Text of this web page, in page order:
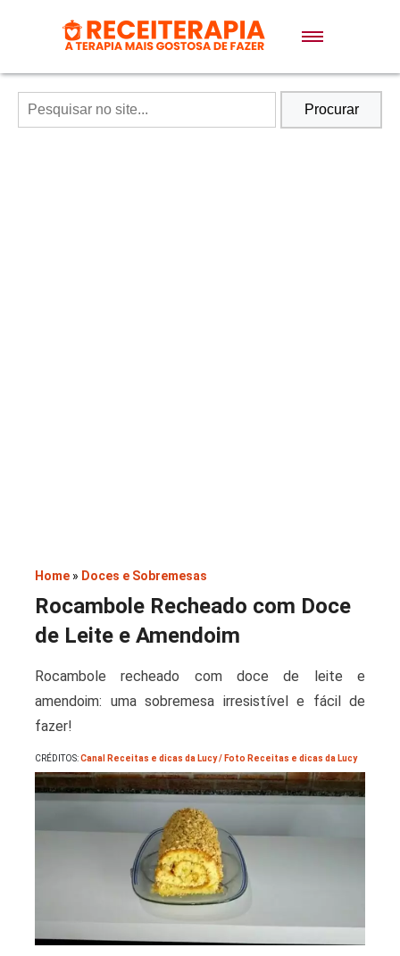
Doces e Sobremesas
Air Fryer
Procurar
Home » Doces e Sobremesas
Rocambole Recheado com Doce
de Leite e Amendoim
Rocambole recheado com doce de leite e
amendoim: uma sobremesa irresistível e fácil de
fazer!
CRÉDITOS:Canal Receitas e dicas da Lucy / Foto Receitas e dicas da Lucy